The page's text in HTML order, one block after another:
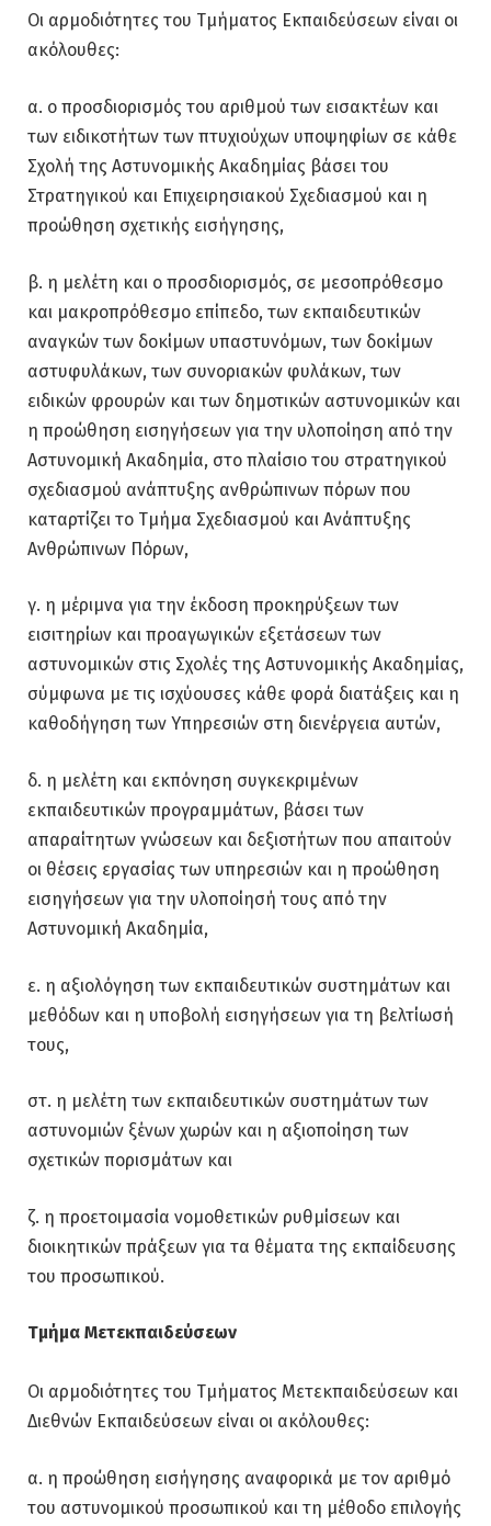
Οι αρμοδιότητες του Τμήματος Εκπαιδεύσεων είναι οι
ακόλουθες:
α. ο προσδιορισμός του αριθμού των εισακτέων και
των ειδικοτήτων των πτυχιούχων υποψηφίων σε κάθε
Σχολή της Αστυνομικής Ακαδημίας βάσει του
Στρατηγικού και Επιχειρησιακού Σχεδιασμού και η
προώθηση σχετικής εισήγησης,
β. η μελέτη και ο προσδιορισμός, σε μεσοπρόθεσμο
και μακροπρόθεσμο επίπεδο, των εκπαιδευτικών
αναγκών των δοκίμων υπαστυνόμων, των δοκίμων
αστυφυλάκων, των συνοριακών φυλάκων, των
ειδικών φρουρών και των δημοτικών αστυνομικών και
η προώθηση εισηγήσεων για την υλοποίηση από την
Αστυνομική Ακαδημία, στο πλαίσιο του στρατηγικού
σχεδιασμού ανάπτυξης ανθρώπινων πόρων που
καταρτίζει το Τμήμα Σχεδιασμού και Ανάπτυξης
Ανθρώπινων Πόρων,
γ. η μέριμνα για την έκδοση προκηρύξεων των
εισιτηρίων και προαγωγικών εξετάσεων των
αστυνομικών στις Σχολές της Αστυνομικής Ακαδημίας,
σύμφωνα με τις ισχύουσες κάθε φορά διατάξεις και η
καθοδήγηση των Υπηρεσιών στη διενέργεια αυτών,
δ. η μελέτη και εκπόνηση συγκεκριμένων
εκπαιδευτικών προγραμμάτων, βάσει των
απαραίτητων γνώσεων και δεξιοτήτων που απαιτούν
οι θέσεις εργασίας των υπηρεσιών και η προώθηση
εισηγήσεων για την υλοποίησή τους από την
Αστυνομική Ακαδημία,
ε. η αξιολόγηση των εκπαιδευτικών συστημάτων και
μεθόδων και η υποβολή εισηγήσεων για τη βελτίωσή
τους,
στ. η μελέτη των εκπαιδευτικών συστημάτων των
αστυνομιών ξένων χωρών και η αξιοποίηση των
σχετικών πορισμάτων και
ζ. η προετοιμασία νομοθετικών ρυθμίσεων και
διοικητικών πράξεων για τα θέματα της εκπαίδευσης
του προσωπικού.
Τμήμα Μετεκπαιδεύσεων
Οι αρμοδιότητες του Τμήματος Μετεκπαιδεύσεων και
Διεθνών Εκπαιδεύσεων είναι οι ακόλουθες:
α. η προώθηση εισήγησης αναφορικά με τον αριθμό
του αστυνομικού προσωπικού και τη μέθοδο επιλογής